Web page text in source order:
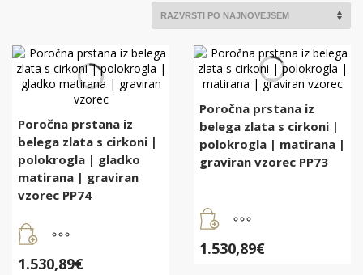
Poročna prstana iz
belega zlata s cirkoni |
polokrogla | gladko
matirana | graviran
vzorec PP74
1.530,89€
Poročna prstana iz
belega zlata s cirkoni |
polokrogla | matirana |
graviran vzorec PP73
1.530,89€